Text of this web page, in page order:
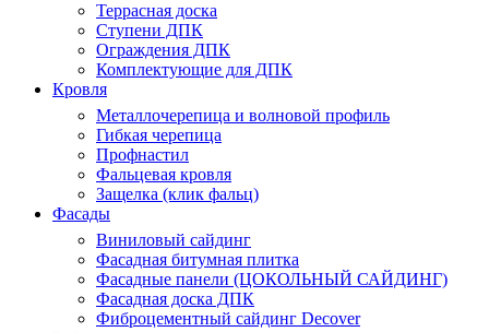
Террасная доска
Ступени ДПК
Ограждения ДПК
Комплектующие для ДПК
Кровля
Металлочерепица и волновой профиль
Гибкая черепица
Профнастил
Фальцевая кровля
Защелка (клик фальц)
Фасады
Виниловый сайдинг
Фасадная битумная плитка
Фасадные панели (ЦОКОЛЬНЫЙ САЙДИНГ)
Фасадная доска ДПК
Фиброцементный сайдинг Decover